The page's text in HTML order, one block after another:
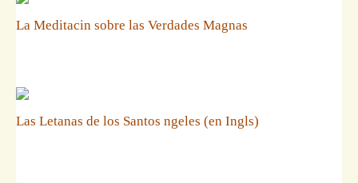
La Meditacin sobre las Verdades Magnas
Las Letanas de los Santos ngeles (en Ingls)